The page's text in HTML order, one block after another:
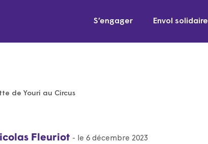
S’engager Envol solidaire
de Youri au Circus
Fleuriot - le 6 décembre 2023